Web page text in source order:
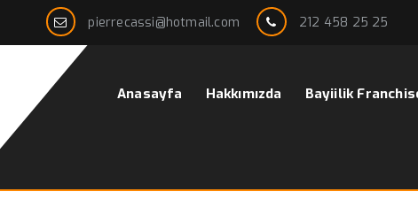
pierrecassi@hotmail.com 212 458 25 25
Anasayfa Hakkımızda Bayiilik